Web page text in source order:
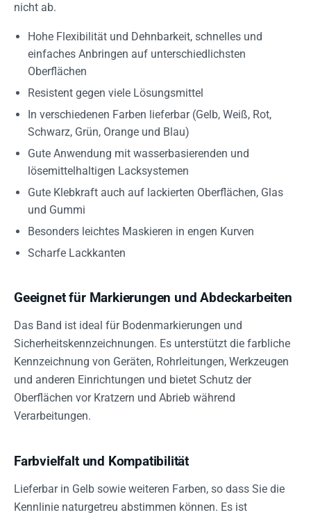
nicht ab.
Hohe Flexibilität und Dehnbarkeit, schnelles und
einfaches Anbringen auf unterschiedlichsten
Oberflächen
Resistent gegen viele Lösungsmittel
In verschiedenen Farben lieferbar (Gelb, Weiß, Rot,
Schwarz, Grün, Orange und Blau)
Gute Anwendung mit wasserbasierenden und
lösemittelhaltigen Lacksystemen
Gute Klebkraft auch auf lackierten Oberflächen, Glas
und Gummi
Besonders leichtes Maskieren in engen Kurven
Scharfe Lackkanten
Geeignet für Markierungen und Abdeckarbeiten
Das Band ist ideal für Bodenmarkierungen und
Sicherheitskennzeichnungen. Es unterstützt die farbliche
Kennzeichnung von Geräten, Rohrleitungen, Werkzeugen
und anderen Einrichtungen und bietet Schutz der
Oberflächen vor Kratzern und Abrieb während
Verarbeitungen.
Farbvielfalt und Kompatibilität
Lieferbar in Gelb sowie weiteren Farben, so dass Sie die
Kennlinie naturgetreu abstimmen können. Es ist